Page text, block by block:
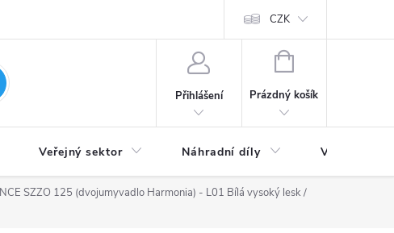
CZK
Přihlášení
NÁKUPNÍ
Prázdný košík
Veřejný sektor Náhradní díly Výprodej a
SZZO 125 (dvojumyvadlo Harmonia) - L01 Bílá vysoký lesk /